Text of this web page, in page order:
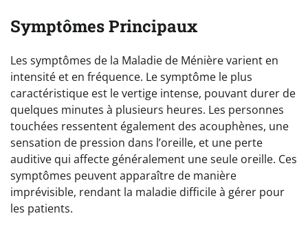
Symptômes Principaux
Les symptômes de la Maladie de Ménière varient en
intensité et en fréquence. Le symptôme le plus
caractéristique est le vertige intense, pouvant durer de
quelques minutes à plusieurs heures. Les personnes
touchées ressentent également des acouphènes, une
sensation de pression dans l’oreille, et une perte
auditive qui affecte généralement une seule oreille. Ces
symptômes peuvent apparaître de manière
imprévisible, rendant la maladie difficile à gérer pour
les patients.